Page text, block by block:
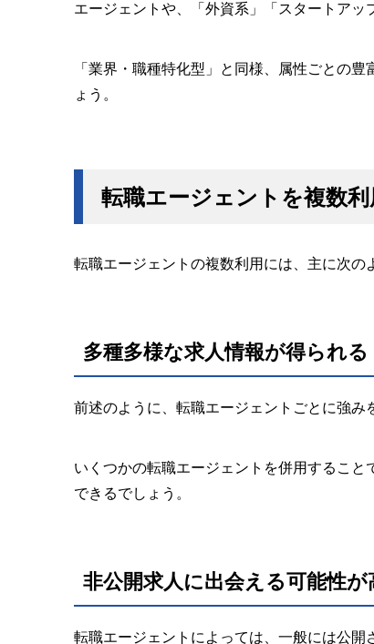
エージェントや、「外資系」「スタートアッ
「業界・職種特化型」と同様、属性ごとの
ょう。
転職エージェントを複数
転職エージェントの複数利用には、主に次の
多種多様な求人情報が得られる
前述のように、転職エージェントごとに強み
いくつかの転職エージェントを併用するこ
できるでしょう。
非公開求人に出会える可能性が
転職エージェントによっては、一般には公開